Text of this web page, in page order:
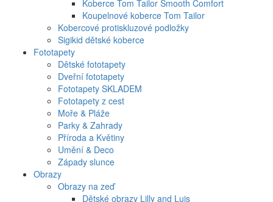
Koberce Tom Tailor Smooth Comfort
Koupelnové koberce Tom Tailor
Kobercové protiskluzové podložky
Sigikid dětské koberce
Fototapety
Dětské fototapety
Dveřní fototapety
Fototapety SKLADEM
Fototapety z cest
Moře & Pláže
Parky & Zahrady
Příroda a Květiny
Umění & Deco
Západy slunce
Obrazy
Obrazy na zeď
Dětské obrazy Lilly and Luis